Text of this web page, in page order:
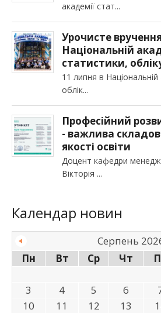
академії стат
Урочисте
Національній
статистики,
11 липня в Національній
облік
Професійний
- важлива
якості освіти
Доцент кафедри
Вікторія
Календар новин
Серпень
Пн
Вт Ср Чт
3
4 5 6
10
11 12 13